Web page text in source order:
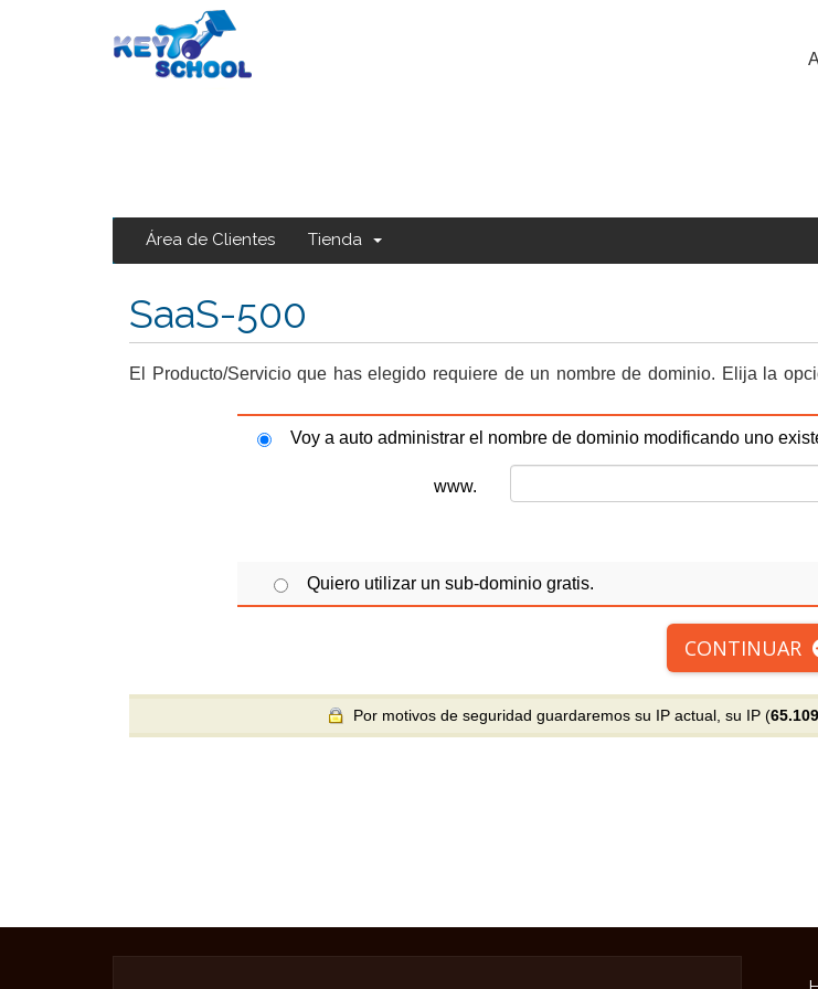
Área de Clientes Tienda
SaaS-500
El Producto/Servicio que has elegido requiere de un nombre de dominio. Elija la
Voy a auto administrar el nombre de dominio modificando uno
www.
Quiero utilizar un sub-dominio gratis.
CONTINUAR
Por motivos de seguridad guardaremos su IP actual, su IP (